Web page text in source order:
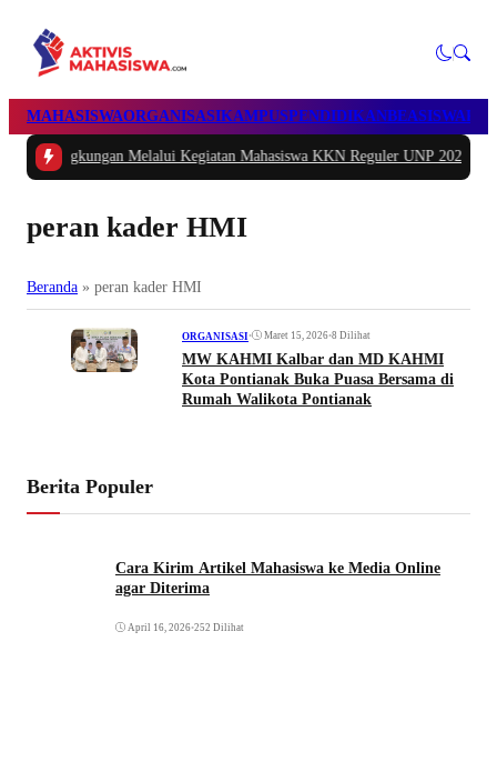
MAHASISWAORGANISASIKAMPUSPENDIDIKANBEASISWA
Melalui Kegiatan Mahasiswa KKN Reguler UNP 2026 |#2 -Peduli
peran kader HMI
Beranda » peran kader HMI
ORGANISASI • Maret 15, 2026•8 Dilihat
MW KAHMI Kalbar dan MD KAHMI
Kota Pontianak Buka Puasa Bersama di
Rumah Walikota Pontianak
Berita Populer
Cara Kirim Artikel Mahasiswa ke Media Online
agar Diterima
April 16, 2026•252 Dilihat